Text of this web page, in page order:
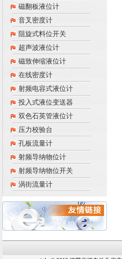
磁翻板液位计
音叉密度计
阻旋式料位开关
超声波液位计
磁致伸缩液位计
在线密度计
射频电容式液位计
投入式液位变送器
双色石英管液位计
压力校验台
孔板流量计
射频导纳物位计
射频导纳物位开关
涡街流量计